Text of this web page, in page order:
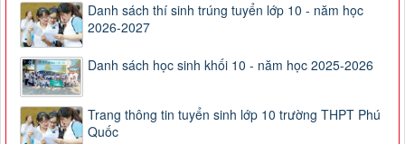
Danh sách thí sinh trúng tuyển lớp 10 - năm học
2026-2027
Danh sách học sinh khối 10 - năm học 2025-2026
Trang thông tin tuyển sinh lớp 10 trường THPT Phú
Quốc